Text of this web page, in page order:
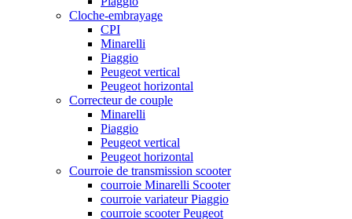
Cloche-embrayage
CPI
Minarelli
Piaggio
Peugeot vertical
Peugeot horizontal
Correcteur de couple
Minarelli
Piaggio
Peugeot vertical
Peugeot horizontal
Courroie de transmission scooter
courroie Minarelli Scooter
courroie variateur Piaggio
courroie scooter Peugeot